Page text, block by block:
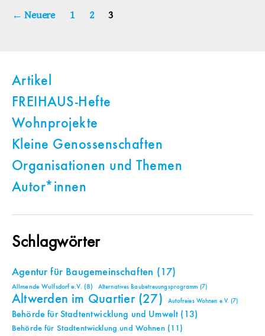
Seitennummerierung
← Neuere 1 2 3
Artikel
FREIHAUS-Hefte
Wohnprojekte
Kleine Genossenschaften
Organisationen und Themen
Autor*innen
Schlagwörter
Agentur für Baugemeinschaften (17)
Allmende Wulfsdorf e.V. (8) Alternatives Baubetreuungsprogramm (7)
Altwerden im Quartier(27) Autofreies Wohnen e.V. (7)
Behörde für Stadtentwicklung und Umwelt (13)
Behörde für Stadtentwicklung und Wohnen(11)